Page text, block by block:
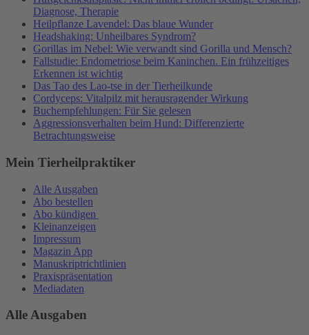
Diagnose, Therapie
Heilpflanze Lavendel: Das blaue Wunder
Headshaking: Unheilbares Syndrom?
Gorillas im Nebel: Wie verwandt sind Gorilla und Mensch?
Fallstudie: Endometriose beim Kaninchen. Ein frühzeitiges
Erkennen ist wichtig
Das Tao des Lao-tse in der Tierheilkunde
Cordyceps: Vitalpilz mit herausragender Wirkung
Buchempfehlungen: Für Sie gelesen
Aggressionsverhalten beim Hund: Differenzierte
Betrachtungsweise
Mein Tierheilpraktiker
Alle Ausgaben
Abo bestellen
Abo kündigen
Kleinanzeigen
Impressum
Magazin App
Manuskriptrichtlinien
Praxispräsentation
Mediadaten
Alle Ausgaben